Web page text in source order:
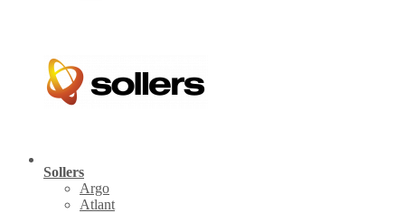
Sollers
Argo
Atlant